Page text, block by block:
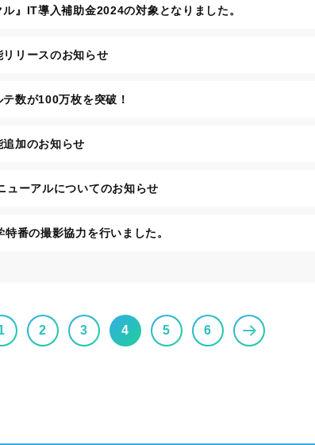
』IT導入補助金2024の対象となりました。
リリースのお知らせ
テ数が100万枚を突破！
加のお知らせ
ューアルについてのお知らせ
番の撮影協力を行いました。
2 3 4 5 6